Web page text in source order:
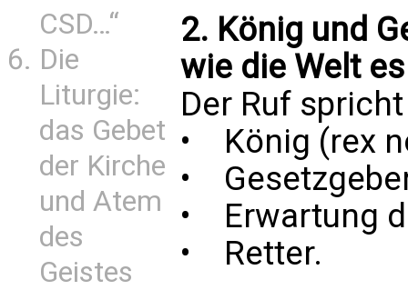
CSD…“
Die
Liturgie:
das Gebet
der Kirche
und Atem
des
Geistes
2. König und
wie die Welt
Der Ruf
• König (rex
•
• Erwartung
• Retter.